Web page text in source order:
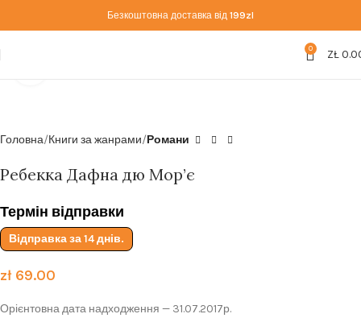
Безкоштовна доставка від 199zl
0 ZŁ
Головна Книги за жанрами Романи
Ребекка Дафна дю Мор’є
Термін відправки
Відправка за 14 днів.
zł69.00
Орієнтовна дата надходження — 31.07.2017р.